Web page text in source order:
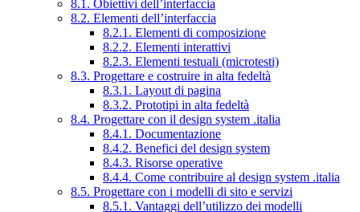
8.1. Obiettivi dell’interfaccia
8.2. Elementi dell’interfaccia
8.2.1. Elementi di composizione
8.2.2. Elementi interattivi
8.2.3. Elementi testuali (microtesti)
8.3. Progettare e costruire in alta fedeltà
8.3.1. Layout di pagina
8.3.2. Prototipi in alta fedeltà
8.4. Progettare con il design system .italia
8.4.1. Documentazione
8.4.2. Benefici del design system
8.4.3. Risorse operative
8.4.4. Come contribuire al design system .italia
8.5. Progettare con i modelli di sito e servizi
8.5.1. Vantaggi dell’utilizzo dei modelli